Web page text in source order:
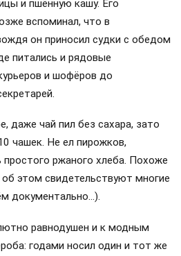
и пшённую кашу. Его
вспоминал, что в
он приносил судки с обедом
питались и рядовые
и шофёров до
даже чай пил без сахара, зато
чашек. Не ел пирожков,
ржаного хлеба. Похоже
этом свидетельствуют многие
документально…).
равнодушен и к модным
годами носил один и тот же